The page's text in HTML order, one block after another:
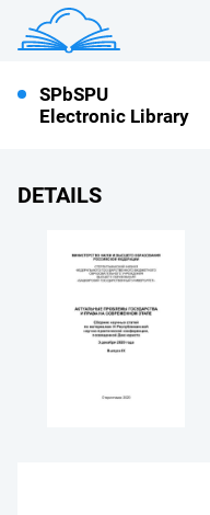
SPbSPU
Electronic Library
DETAILS